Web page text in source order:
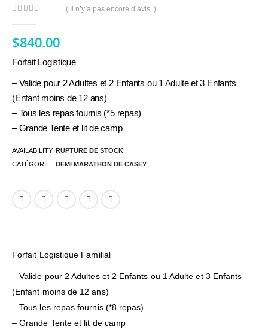
( Il n’y a pas encore d’avis. )
$840.00
Forfait Logistique
– Valide pour 2 Adultes et 2 Enfants ou 1 Adulte et 3 Enfants
(Enfant moins de 12 ans)
– Tous les repas fournis (*5 repas)
– Grande Tente et lit de camp
AVAILABILITY: RUPTURE DE STOCK
CATÉGORIE : DEMI MARATHON DE CASEY
Forfait Logistique Familial
– Valide pour 2 Adultes et 2 Enfants ou 1 Adulte et 3 Enfants
(Enfant moins de 12 ans)
– Tous les repas fournis (*8 repas)
– Grande Tente et lit de camp